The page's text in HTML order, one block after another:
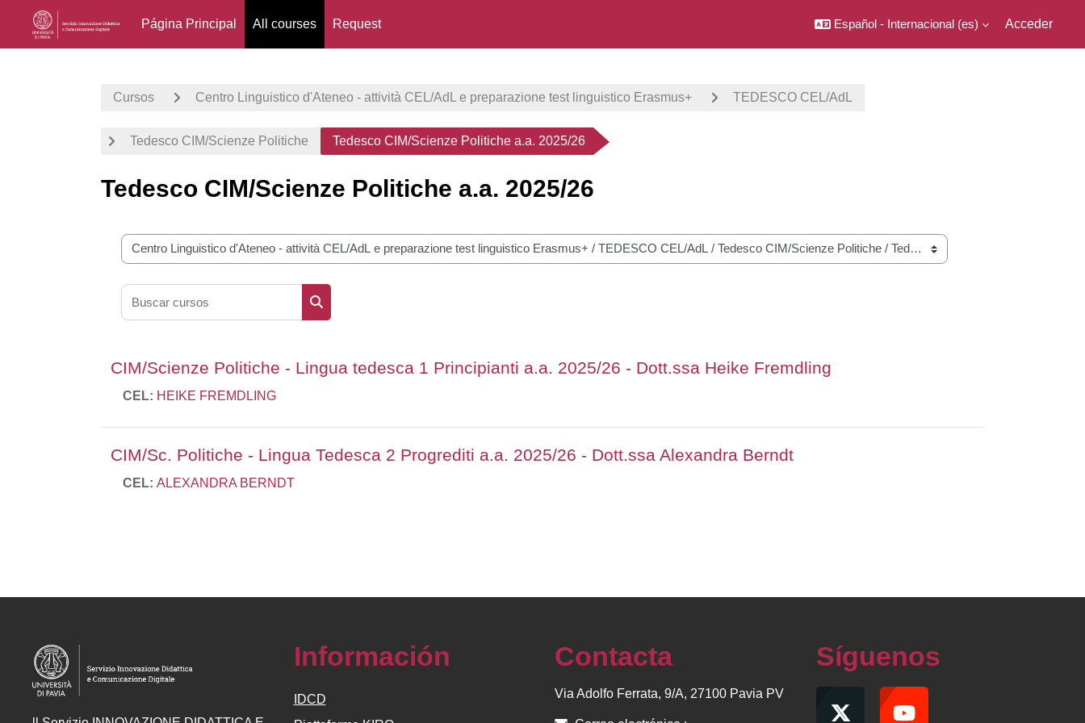
Página Principal All courses Request Español - Internacional ‎(es)‎ Acceder
Cursos Centro Linguistico d'Ateneo - attività CEL/AdL e preparazione test linguistico Erasmus+ TEDESCO CEL/AdL
Tedesco CIM/Scienze Politiche Tedesco CIM/Scienze Politiche a.a. 2025/26
Tedesco CIM/Scienze Politiche a.a. 2025/26
Categorías
Buscar cursos
CIM/Scienze Politiche - Lingua tedesca 1 Principianti a.a. 2025/26 - Dott.ssa Heike Fremdling
CEL: HEIKE FREMDLING
CIM/Sc. Politiche - Lingua Tedesca 2 Progrediti a.a. 2025/26 - Dott.ssa Alexandra Berndt
CEL: ALEXANDRA BERNDT
Información
IDCD
Contacta
Via Adolfo Ferrata, 9/A, 27100 Pavia PV
Síguenos